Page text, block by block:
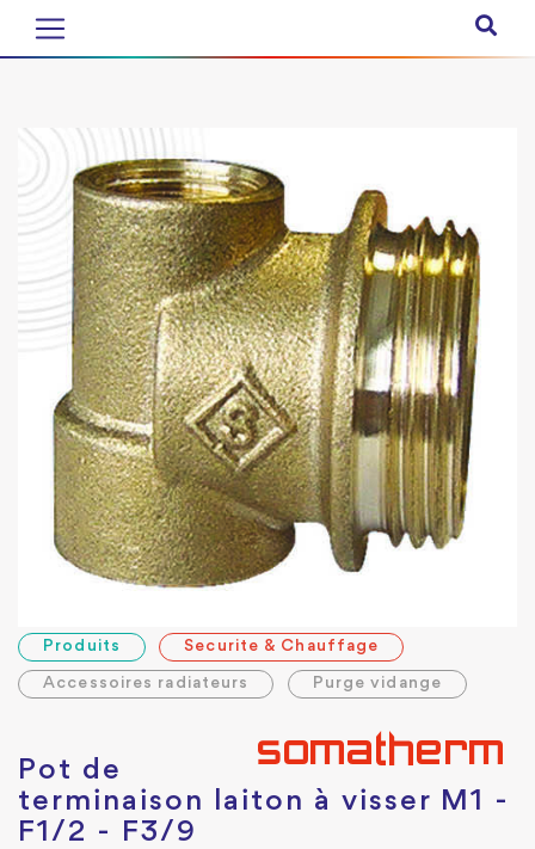
Produits Securite & Chauffage
Accessoires radiateurs Purge vidange
Pot de
terminaison laiton à visser M1 -
F1/2 - F3/9